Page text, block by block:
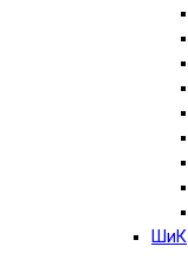
ШиК